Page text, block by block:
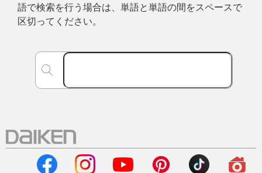
語で検索を行う場合は、単語と単語の間をスペースで
区切ってください。